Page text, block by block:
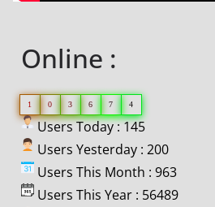
Online :
1 0 3 6 7 4
Users Today : 145
Users Yesterday : 200
Users This Month : 963
Users This Year : 56489